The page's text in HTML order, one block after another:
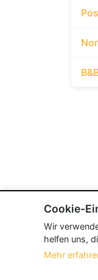
Cookie-
Wir
helfen uns,
Mehr